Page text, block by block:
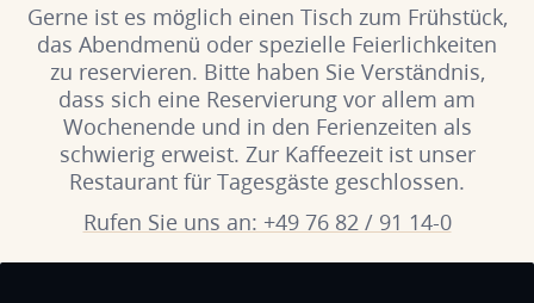
Gerne ist es möglich einen Tisch zum Frühstück,
das Abendmenü oder spezielle Feierlichkeiten
zu reservieren. Bitte haben Sie Verständnis,
dass sich eine Reservierung vor allem am
Wochenende und in den Ferienzeiten als
schwierig erweist. Zur Kaffeezeit ist unser
Restaurant für Tagesgäste geschlossen.
Rufen Sie uns an: +49 76 82 / 91 14-0